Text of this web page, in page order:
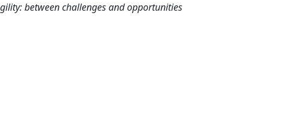
between challenges and opportunities